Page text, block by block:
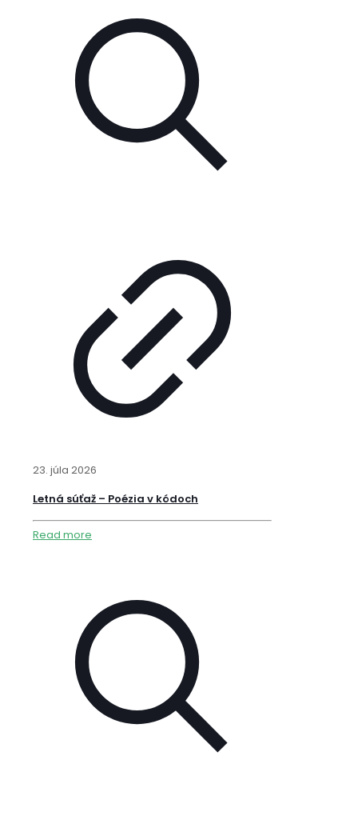
23. júla 2026
Letná súťaž – Poézia v kódoch
Read more